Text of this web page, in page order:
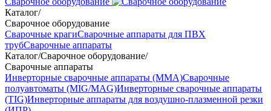
Каталог/
Сварочное оборудование
Сварочные крагиСварочные аппараты для ПВХ
трубСварочные аппараты
Каталог/Сварочное оборудование/
Сварочные аппараты
Инверторные сварочные аппараты (ММА)Сварочные
полуавтоматы (MIG/MAG)Инверторные сварочные аппараты
(TIG)Инверторные аппараты для воздушно-плазменной резки